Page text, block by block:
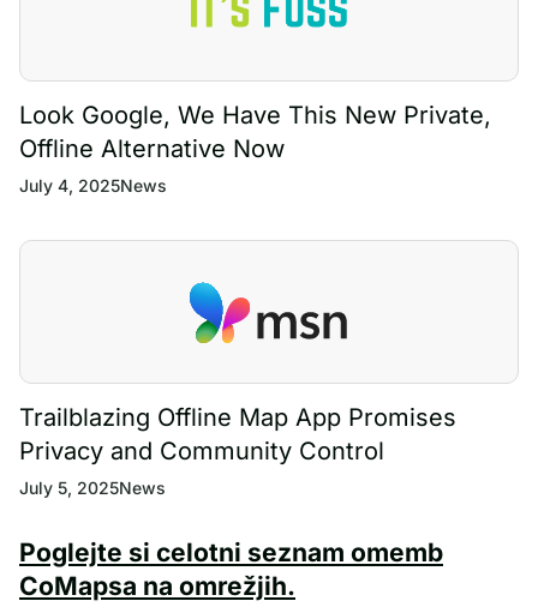
Look Google, We Have This New Private,
Offline Alternative Now
July 4, 2025News
Trailblazing Offline Map App Promises
Privacy and Community Control
July 5, 2025News
Poglejte si celotni seznam omemb
CoMapsa na omrežjih.